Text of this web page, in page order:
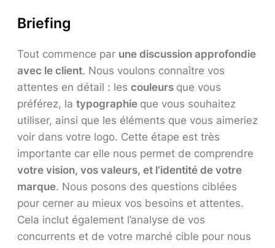
Briefing
Tout commence par une discussion approfondie
avec le client. Nous voulons connaître vos
attentes en détail : les couleurs que vous
préférez, la typographie que vous souhaitez
utiliser, ainsi que les éléments que vous aimeriez
voir dans votre logo. Cette étape est très
importante car elle nous permet de comprendre
votre vision, vos valeurs, et l’identité de votre
marque. Nous posons des questions ciblées
pour cerner au mieux vos besoins et attentes.
Cela inclut également l’analyse de vos
concurrents et de votre marché cible pour nous